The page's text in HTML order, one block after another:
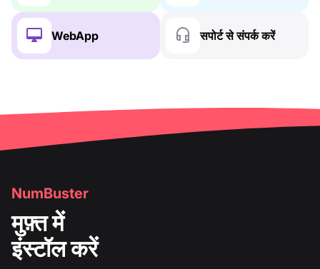
WebApp सपोर्ट से संपर्क करें
NumBuster
मुफ़्त में
इंस्टॉल करें